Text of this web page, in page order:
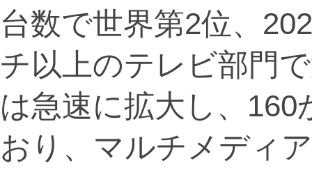
台数で世界第2位、
チ以上のテレビ部門
は急速に拡大し、
おり、マルチメディ